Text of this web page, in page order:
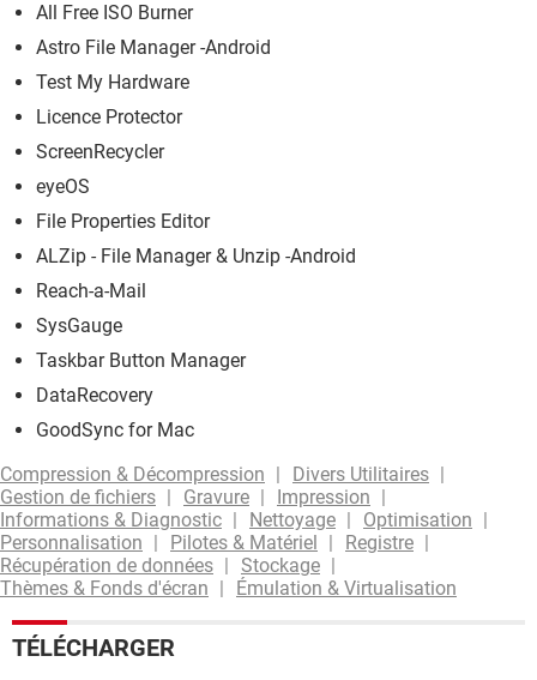
All Free ISO Burner
Astro File Manager -Android
Test My Hardware
Licence Protector
ScreenRecycler
eyeOS
File Properties Editor
ALZip - File Manager & Unzip -Android
Reach-a-Mail
SysGauge
Taskbar Button Manager
DataRecovery
GoodSync for Mac
Compression & Décompression
Divers Utilitaires
Gestion de fichiers
Gravure
Impression
Informations & Diagnostic
Nettoyage
Optimisation
Personnalisation
Pilotes & Matériel
Registre
Récupération de données
Stockage
Thèmes & Fonds d'écran
Émulation & Virtualisation
TÉLÉCHARGER